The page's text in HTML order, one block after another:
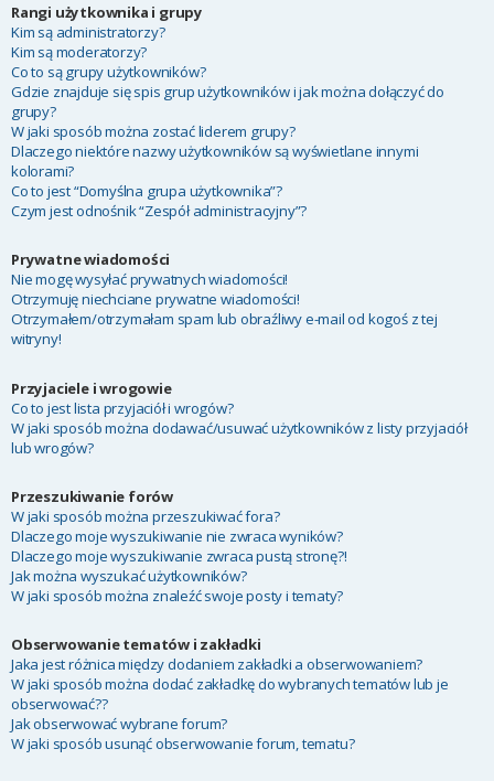
Rangi użytkownika i grupy
Kim są administratorzy?
Kim są moderatorzy?
Co to są grupy użytkowników?
Gdzie znajduje się spis grup użytkowników i jak można dołączyć do
grupy?
W jaki sposób można zostać liderem grupy?
Dlaczego niektóre nazwy użytkowników są wyświetlane innymi
kolorami?
Co to jest “Domyślna grupa użytkownika”?
Czym jest odnośnik “Zespół administracyjny”?
Prywatne wiadomości
Nie mogę wysyłać prywatnych wiadomości!
Otrzymuję niechciane prywatne wiadomości!
Otrzymałem/otrzymałam spam lub obraźliwy e-mail od kogoś z tej
witryny!
Przyjaciele i wrogowie
Co to jest lista przyjaciół i wrogów?
W jaki sposób można dodawać/usuwać użytkowników z listy przyjaciół
lub wrogów?
Przeszukiwanie forów
W jaki sposób można przeszukiwać fora?
Dlaczego moje wyszukiwanie nie zwraca wyników?
Dlaczego moje wyszukiwanie zwraca pustą stronę?!
Jak można wyszukać użytkowników?
W jaki sposób można znaleźć swoje posty i tematy?
Obserwowanie tematów i zakładki
Jaka jest różnica między dodaniem zakładki a obserwowaniem?
W jaki sposób można dodać zakładkę do wybranych tematów lub je
obserwować??
Jak obserwować wybrane forum?
W jaki sposób usunąć obserwowanie forum, tematu?